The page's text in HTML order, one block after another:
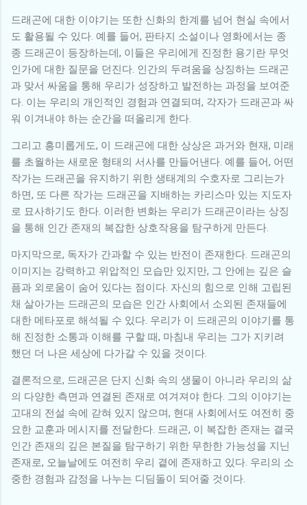
드래곤에 대한 이야기는 또한 신화의 한계를 넘어 현실 속에서
도 활용될 수 있다. 예를 들어, 판타지 소설이나 영화에서는 종
종 드래곤이 등장하는데, 이들은 우리에게 진정한 용기란 무엇
인가에 대한 질문을 던진다. 인간의 두려움을 상징하는 드래곤
과 맞서 싸움을 통해 우리가 성장하고 발전하는 과정을 보여준
다. 이는 우리의 개인적인 경험과 연결되며, 각자가 드래곤과 싸
워 이겨내야 하는 순간을 떠올리게 한다.
그리고 흥미롭게도, 이 드래곤에 대한 상상은 과거와 현재, 미래
를 초월하는 새로운 형태의 서사를 만들어낸다. 예를 들어, 어떤
작가는 드래곤을 유지하기 위한 생태계의 수호자로 그리는가
하면, 또 다른 작가는 드래곤을 지배하는 카리스마 있는 지도자
로 묘사하기도 한다. 이러한 변화는 우리가 드래곤이라는 상징
을 통해 인간 존재의 복잡한 상호작용을 탐구하게 만든다.
마지막으로, 독자가 간과할 수 있는 반전이 존재한다. 드래곤의
이미지는 강력하고 위압적인 모습만 있지만, 그 안에는 깊은 슬
픔과 외로움이 숨어 있다는 점이다. 자신의 힘으로 인해 고립된
채 살아가는 드래곤의 모습은 인간 사회에서 소외된 존재들에
대한 메타포로 해석될 수 있다. 우리가 이 드래곤의 이야기를 통
해 진정한 소통과 이해를 구할 때, 마침내 우리는 그가 지키려
했던 더 나은 세상에 다가갈 수 있을 것이다.
결론적으로, 드래곤은 단지 신화 속의 생물이 아니라 우리의 삶
의 다양한 측면과 연결된 존재로 여겨져야 한다. 그의 이야기는
고대의 전설 속에 갇혀 있지 않으며, 현대 사회에서도 여전히 중
요한 교훈과 메시지를 전달한다. 드래곤, 이 복잡한 존재는 결국
인간 존재의 깊은 본질을 탐구하기 위한 무한한 가능성을 지닌
존재로, 오늘날에도 여전히 우리 곁에 존재하고 있다. 우리의 소
중한 경험과 감정을 나누는 디딤돌이 되어줄 것이다.